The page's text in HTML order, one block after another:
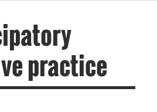
practice